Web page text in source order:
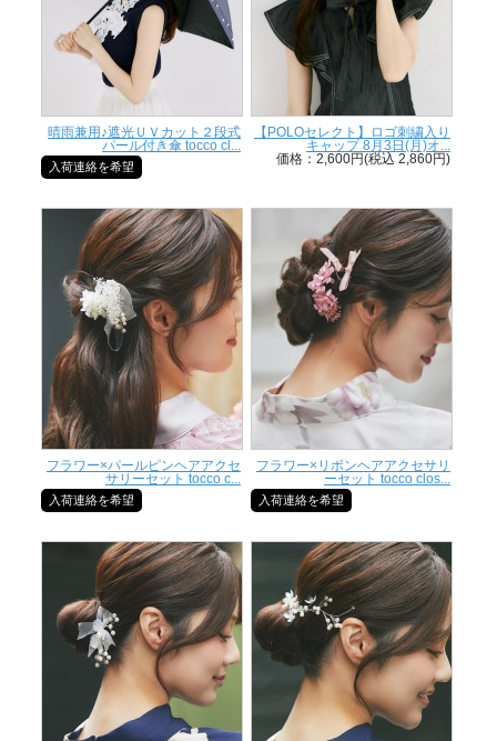
晴雨兼用♪遮光ＵＶカット２段式
パール付き傘 tocco cl...
入荷連絡を希望
【POLOセレクト】ロゴ刺繍入り
キャップ 8月3日(月)オ...
価格：2,600円(税込 2,860円)
フラワー×パールピンヘアアクセ
サリーセット tocco c...
入荷連絡を希望
フラワー×リボンヘアアクセサリ
ーセット tocco clos...
入荷連絡を希望